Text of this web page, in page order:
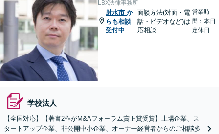
LBX法律事務所
射水市 か
らも相談
受付中
面談方法(対面・電
話・ビデオなど)は
応相談
営業時
間：本日
定休日
学校法人
【全国対応】【著書2作がM&Aフォーラム賞正賞受賞】上場企業、ス
タートアップ企業、非公開中小企業、オーナー経営者からのご相談多